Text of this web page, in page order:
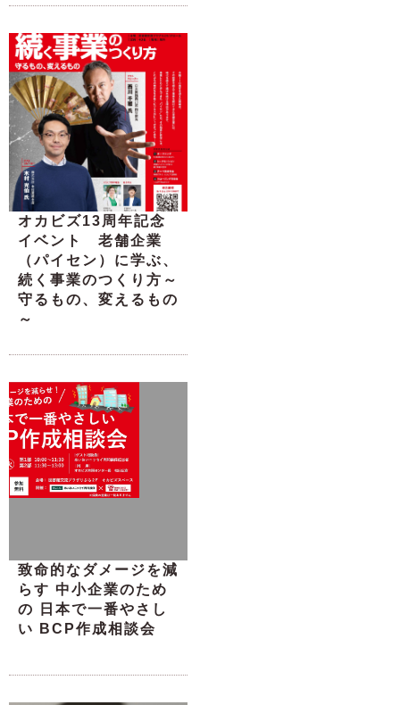
オカビズ13周年記念
イベント 老舗企業
（パイセン）に学ぶ、
続く事業のつくり方～
守るもの、変えるもの
～
致命的なダメージを減
らす 中小企業のため
の 日本で一番やさし
い BCP作成相談会